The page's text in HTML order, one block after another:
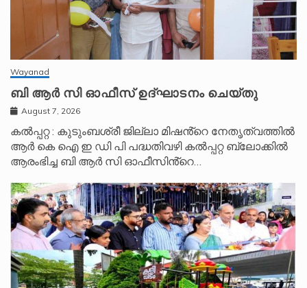
Wayanad
ബി ആർ സി ഓഫീസ് ഉദ്ഘാടനം ചെയ്തു
August 7, 2026
കൽപ്പറ്റ : കുടുംബശ്രീ ജില്ലാ മിഷൻ്റെ നേതൃത്വത്തിൽ
ആർ കെ ഐ ഇ ഡി പി പദ്ധതിവഴി കൽപ്പറ്റ ബ്ലോക്കിൽ
ആരംഭിച്ച ബി ആർ സി ഓഫീസിൻ്റെ…